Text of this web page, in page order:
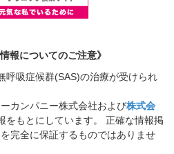
報についてのご注意》
呼吸症候群(SAS)の治療が受けられ
カンパニー株式会社および株式会
をもとにしています。 正確な情報掲
完全に保証するものではありませ